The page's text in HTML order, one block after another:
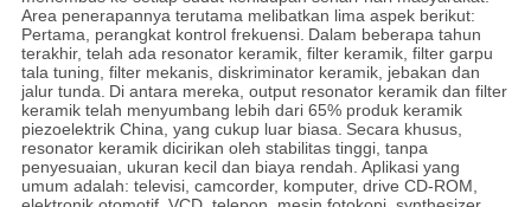
Area penerapannya terutama melibatkan lima aspek berikut:
Pertama, perangkat kontrol frekuensi. Dalam beberapa tahun
terakhir, telah ada resonator keramik, filter keramik, filter garpu
tala tuning, filter mekanis, diskriminator keramik, jebakan dan
jalur tunda. Di antara mereka, output resonator keramik dan filter
keramik telah menyumbang lebih dari 65% produk keramik
piezoelektrik China, yang cukup luar biasa. Secara khusus,
resonator keramik dicirikan oleh stabilitas tinggi, tanpa
penyesuaian, ukuran kecil dan biaya rendah. Aplikasi yang
umum adalah: televisi, camcorder, komputer, drive CD-ROM,